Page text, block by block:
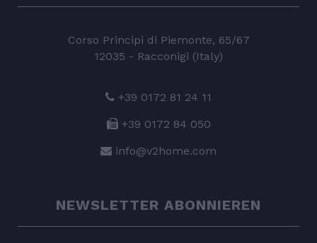
Corso Principi di Piemonte, 65/67
12035 - Racconigi (Italy)
+39 0172 81 24 11
+39 0172 84 050
info@v2home.com
NEWSLETTER ABONNIEREN